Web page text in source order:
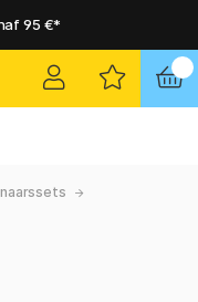
95 €*
95 €*